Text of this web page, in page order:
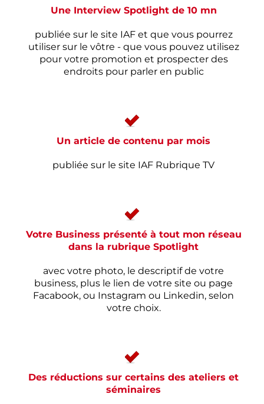
Une Interview Spotlight de 10 mn
publiée sur le site IAF et que vous pourrez
utiliser sur le vôtre - que vous pouvez utilisez
pour votre promotion et prospecter des
endroits pour parler en public
Un article de contenu par mois
publiée sur le site IAF Rubrique TV
Votre Business présenté à tout mon réseau
dans la rubrique Spotlight
avec votre photo, le descriptif de votre
business, plus le lien de votre site ou page
Facabook, ou Instagram ou Linkedin, selon
votre choix.
Des réductions sur certains des ateliers et
séminaires